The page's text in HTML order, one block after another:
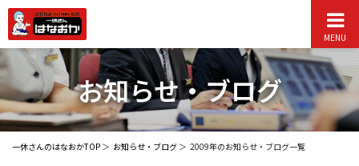
MENU
お知らせ・ブログ
一休さんのはなおかTOP お知らせ・ブログ 2009年のお知らせ・ブログ一覧